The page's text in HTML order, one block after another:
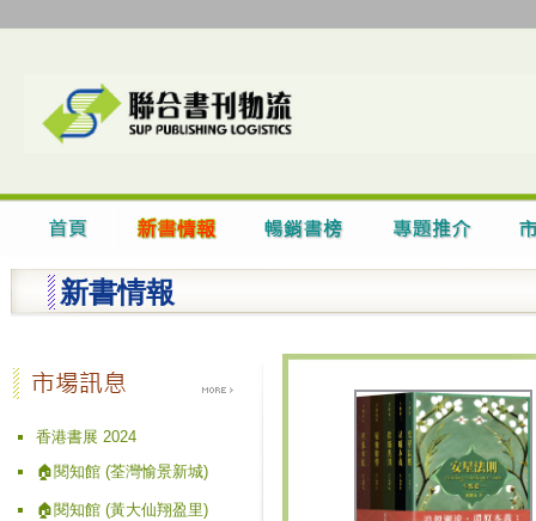
新書情報
香港書展 2024
🏠閱知館 (荃灣愉景新城)
🏠閱知館 (黃大仙翔盈里)